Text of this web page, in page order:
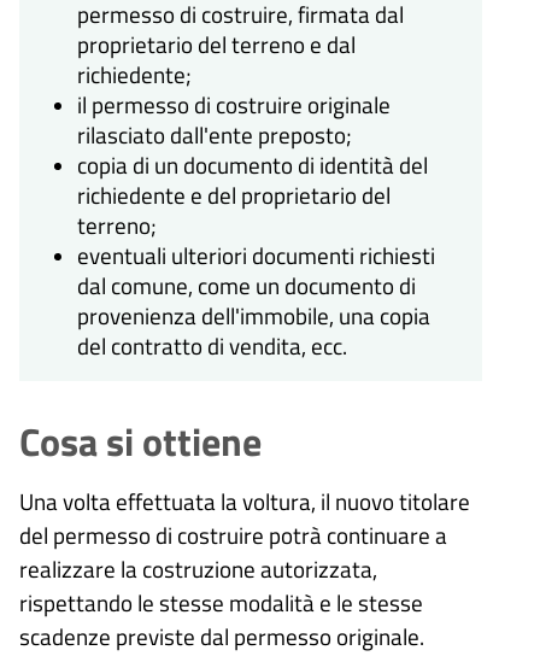
permesso di costruire, firmata dal
proprietario del terreno e dal
richiedente;
il permesso di costruire originale
rilasciato dall'ente preposto;
copia di un documento di identità del
richiedente e del proprietario del
terreno;
eventuali ulteriori documenti richiesti
dal comune, come un documento di
provenienza dell'immobile, una copia
del contratto di vendita, ecc.
Cosa si ottiene
Una volta effettuata la voltura, il nuovo titolare
del permesso di costruire potrà continuare a
realizzare la costruzione autorizzata,
rispettando le stesse modalità e le stesse
scadenze previste dal permesso originale.